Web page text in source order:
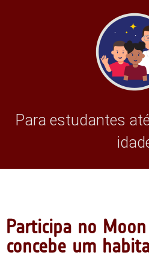
Para estudantes
Participa no
concebe um